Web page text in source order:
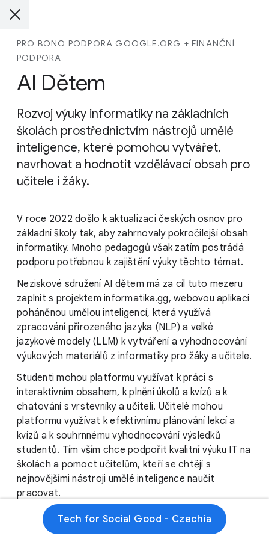
PRO BONO PODPORA GOOGLE.ORG + FINANČNÍ
PODPORA
AI Dětem
Rozvoj výuky informatiky na základních
školách prostřednictvím nástrojů umělé
inteligence, které pomohou vytvářet,
navrhovat a hodnotit vzdělávací obsah pro
učitele i žáky.
V roce 2022 došlo k aktualizaci českých osnov pro
základní školy tak, aby zahrnovaly pokročilejší obsah
informatiky. Mnoho pedagogů však zatím postrádá
podporu potřebnou k zajištění výuky těchto témat.
Neziskové sdružení AI dětem má za cíl tuto mezeru
zaplnit s projektem informatika.gg, webovou aplikací
poháněnou umělou inteligencí, která využívá
zpracování přirozeného jazyka (NLP) a velké
jazykové modely (LLM) k vytváření a vyhodnocování
výukových materiálů z informatiky pro žáky a učitele.
Studenti mohou platformu využívat k práci s
interaktivním obsahem, k plnění úkolů a kvízů a k
chatování s vrstevníky a učiteli. Učitelé mohou
platformu využívat k efektivnímu plánování lekcí a
kvízů a k souhrnnému vyhodnocování výsledků
studentů. Tím vším chce podpořit kvalitní výuku IT na
školách a pomoct učitelům, kteří se chtějí s
nejnovějšími nástroji umělé inteligence naučit
pracovat.
AI dětem vedle finanční podpory od Google.org také
jednorázovou technickou podporu týmu Googlerů,
Tech for Social Good - Czechia